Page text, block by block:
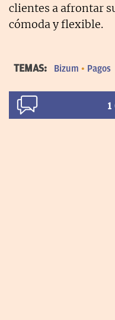
clientes a afrontar
cómoda y flexible.
TEMAS: Bizum Pagos
1